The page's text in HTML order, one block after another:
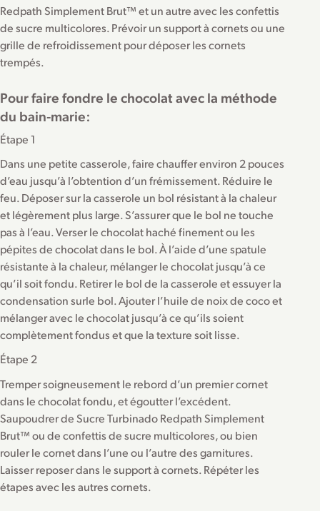
Redpath Simplement Brut™ et un autre avec les confettis
de sucre multicolores. Prévoir un support à cornets ou une
grille de refroidissement pour déposer les cornets
trempés.
Pour faire fondre le chocolat avec la méthode
du bain-marie:
Étape 1
Dans une petite casserole, faire chauffer environ 2 pouces
d’eau jusqu’à l’obtention d’un frémissement. Réduire le
feu. Déposer sur la casserole un bol résistant à la chaleur
et légèrement plus large. S’assurer que le bol ne touche
pas à l’eau. Verser le chocolat haché finement ou les
pépites de chocolat dans le bol. À l’aide d’une spatule
résistante à la chaleur, mélanger le chocolat jusqu’à ce
qu’il soit fondu. Retirer le bol de la casserole et essuyer la
condensation surle bol. Ajouter l’huile de noix de coco et
mélanger avec le chocolat jusqu’à ce qu’ils soient
complètement fondus et que la texture soit lisse.
Étape 2
Tremper soigneusement le rebord d’un premier cornet
dans le chocolat fondu, et égoutter l’excédent.
Saupoudrer de Sucre Turbinado Redpath Simplement
Brut™ ou de confettis de sucre multicolores, ou bien
rouler le cornet dans l’une ou l’autre des garnitures.
Laisser reposer dans le support à cornets. Répéter les
étapes avec les autres cornets.